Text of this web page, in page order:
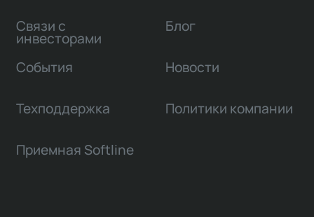
Связи с
инвесторами
Блог
События Новости
Техподдержка Политики компании
Приемная Softline